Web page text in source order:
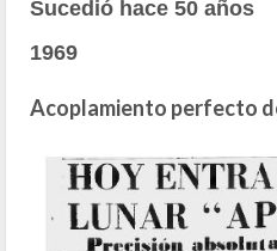
Sucedió hace 50 años
1969
Acoplamiento perfecto